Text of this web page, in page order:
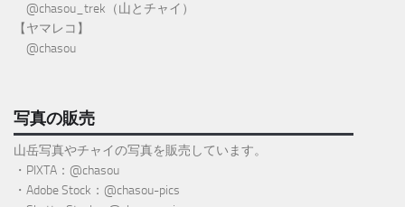
@chasou_trek （山とチャイ）
【ヤマレコ】
@chasou
写真の販売
山岳写真やチャイの写真を販売しています。
・PIXTA：@chasou
・Adobe Stock：@chasou-pics